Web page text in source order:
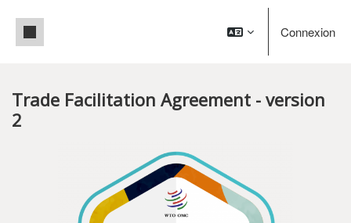
Panneau latéral Connexion
Trade Facilitation Agreement - version
2